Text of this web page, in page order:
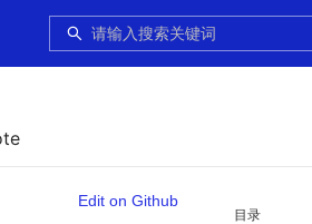
目录
Edit on Github